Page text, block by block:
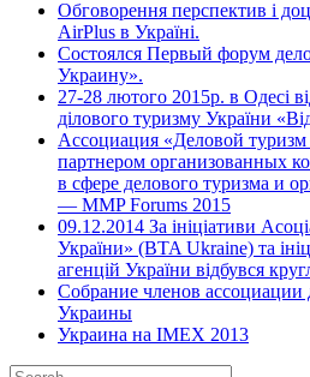
Обговорення перспектив і
AirPlus в Україні.
Состоялся Первый форум
Украину».
27-28 лютого 2015р. в Одесі
ділового туризму України
Ассоциация «Деловой
партнером организованных
в сфере делового туризма и
— MMP Forums 2015
09.12.2014 За ініціативи
України» (BTA Ukraine) та
агенцій України відбувся
Собрание членов ассоциации
Украины
Украина на IMEX 2013